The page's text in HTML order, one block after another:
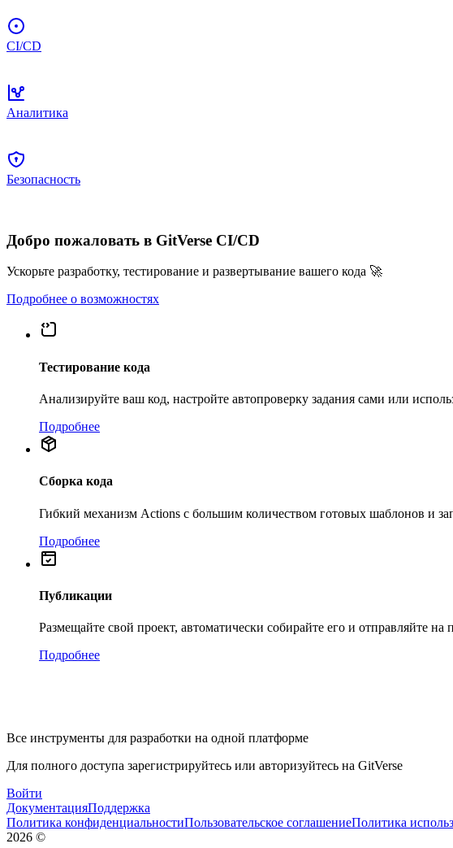
CI/CD
Аналитика
Безопасность
Добро пожаловать в GitVerse CI/CD
Ускорьте разработку, тестирование и развертывание вашего кода 🚀
Подробнее о возможностях
Тестирование кода
Анализируйте ваш код, настройте автопроверку задания сами или
Подробнее
Сборка кода
Гибкий механизм Actions с большим количеством готовых шаблонов и
Подробнее
Публикации
Размещайте свой проект, автоматически собирайте его и отправляйте
Подробнее
Все инструменты для разработки на одной платформе
Для полного доступа зарегистрируйтесь или авторизуйтесь на GitVerse
Войти
ДокументацияПоддержка
Политика конфиденциальностиПользовательское соглашениеПолитика
2026 ©